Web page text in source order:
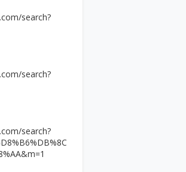
search?
search?
search?